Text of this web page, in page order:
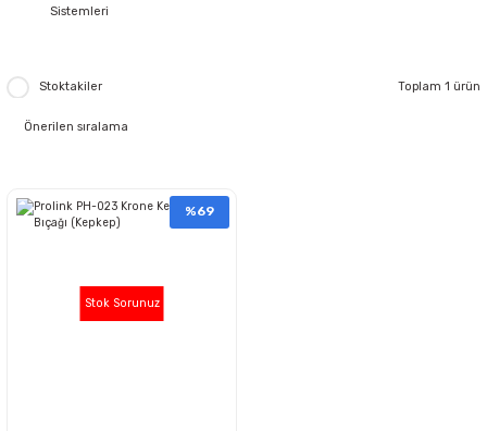
Sistemleri
Stoktakiler Toplam 1 ürün
Stok Sorunuz
%69